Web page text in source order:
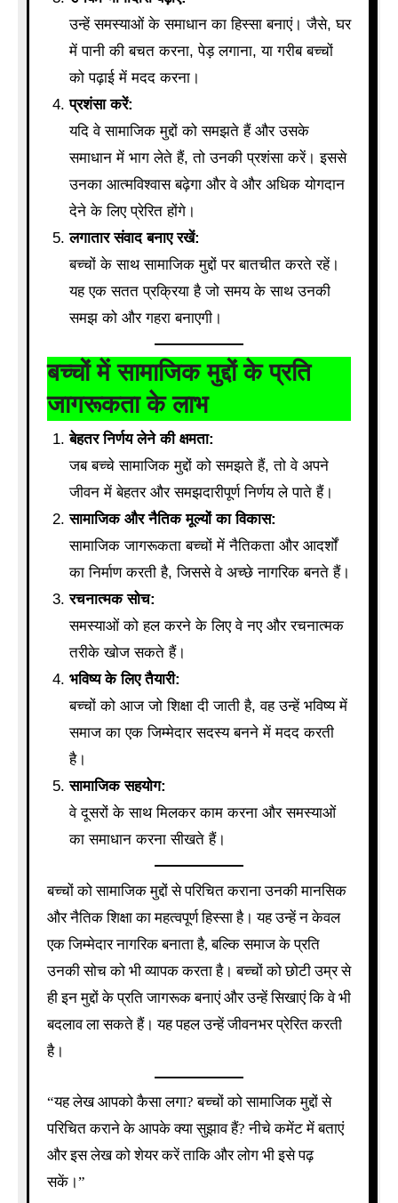
उन्हें समस्याओं के समाधान का हिस्सा बनाएं। जैसे, घर
में पानी की बचत करना, पेड़ लगाना, या गरीब बच्चों
को पढ़ाई में मदद करना।
प्रशंसा करें:
यदि वे सामाजिक मुद्दों को समझते हैं और उसके
समाधान में भाग लेते हैं, तो उनकी प्रशंसा करें। इससे
उनका आत्मविश्वास बढ़ेगा और वे और अधिक योगदान
देने के लिए प्रेरित होंगे।
लगातार संवाद बनाए रखें:
बच्चों के साथ सामाजिक मुद्दों पर बातचीत करते रहें।
यह एक सतत प्रक्रिया है जो समय के साथ उनकी
समझ को और गहरा बनाएगी।
बच्चों में सामाजिक मुद्दों के प्रति
जागरूकता के लाभ
बेहतर निर्णय लेने की क्षमता:
जब बच्चे सामाजिक मुद्दों को समझते हैं, तो वे अपने
जीवन में बेहतर और समझदारीपूर्ण निर्णय ले पाते हैं।
सामाजिक और नैतिक मूल्यों का विकास:
सामाजिक जागरूकता बच्चों में नैतिकता और आदर्शों
का निर्माण करती है, जिससे वे अच्छे नागरिक बनते हैं।
रचनात्मक सोच:
समस्याओं को हल करने के लिए वे नए और रचनात्मक
तरीके खोज सकते हैं।
भविष्य के लिए तैयारी:
बच्चों को आज जो शिक्षा दी जाती है, वह उन्हें भविष्य में
समाज का एक जिम्मेदार सदस्य बनने में मदद करती
है।
सामाजिक सहयोग:
वे दूसरों के साथ मिलकर काम करना और समस्याओं
का समाधान करना सीखते हैं।
बच्चों को सामाजिक मुद्दों से परिचित कराना उनकी मानसिक
और नैतिक शिक्षा का महत्वपूर्ण हिस्सा है। यह उन्हें न केवल
एक जिम्मेदार नागरिक बनाता है, बल्कि समाज के प्रति
उनकी सोच को भी व्यापक करता है। बच्चों को छोटी उम्र से
ही इन मुद्दों के प्रति जागरूक बनाएं और उन्हें सिखाएं कि वे भी
बदलाव ला सकते हैं। यह पहल उन्हें जीवनभर प्रेरित करती
है।
“यह लेख आपको कैसा लगा? बच्चों को सामाजिक मुद्दों से
परिचित कराने के आपके क्या सुझाव हैं? नीचे कमेंट में बताएं
और इस लेख को शेयर करें ताकि और लोग भी इसे पढ़
सकें।”